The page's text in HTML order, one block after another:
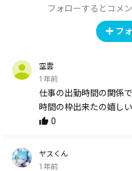
フォローするとコメ
フ
空雲
1年前
仕事の出勤時間の関係
時間の枠出来たの嬉しい
0
ヤスくん
1年前